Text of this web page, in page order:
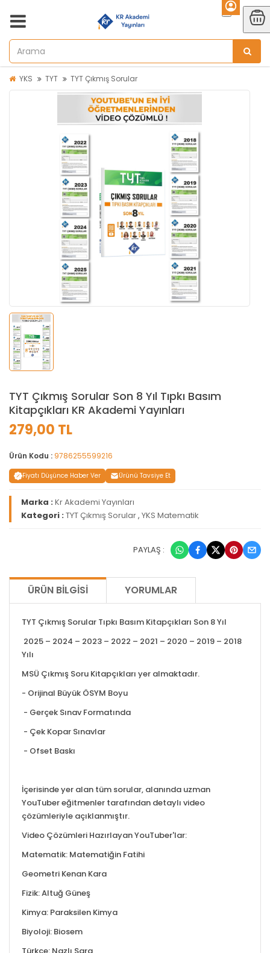
YKS TYT TYT Çıkmış Sorular
TYT Çıkmış Sorular Son 8 Yıl Tıpkı Basım
Kitapçıkları KR Akademi Yayınları
279,00 TL
Ürün Kodu : 9786255599216
Fiyatı Düşünce Haber Ver Ürünü Tavsiye Et
Marka :Kr Akademi Yayınları
Kategori :TYT Çıkmış Sorular, YKS Matematik
PAYLAŞ :
ÜRÜN BILGISI YORUMLAR
TYT Çıkmış Sorular Tıpkı Basım Kitapçıkları Son 8 Yıl
2025 – 2024 – 2023 – 2022 – 2021 – 2020 – 2019 – 2018
Yılı
MSÜ Çıkmış Soru Kitapçıkları yer almaktadır.
- Orijinal Büyük ÖSYM Boyu
- Gerçek Sınav Formatında
- Çek Kopar Sınavlar
- Ofset Baskı
İçerisinde yer alan tüm sorular, alanında uzman
YouTuber eğitmenler tarafından detaylı video
çözümleriyle açıklanmıştır.
Video Çözümleri Hazırlayan YouTuber'lar:
Matematik: Matematiğin Fatihi
Geometri Kenan Kara
Fizik: Altuğ Güneş
Kimya: Paraksilen Kimya
Biyoloji: Biosem